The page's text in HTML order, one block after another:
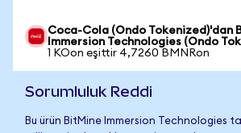
Coca-Cola (Ondo Tokenized)'dan
Immersion Technologies (Ondo
1 KOon eşittir 4,7260 BMNRon
Sorumluluk Reddi
Bu ürün BitMine Immersion Technologies